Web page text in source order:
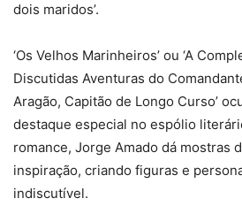
dois maridos’.
‘Os Velhos Marinheiros’ ou ‘A
Discutidas Aventuras do
Aragão, Capitão de Longo Curso’
destaque especial no espólio
romance, Jorge Amado dá mostras
inspiração, criando figuras e
indiscutível.